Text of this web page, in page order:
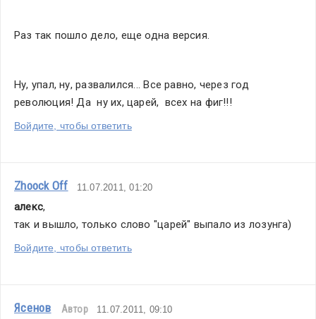
Раз так пошло дело, еще одна версия.
Ну, упал, ну, развалился... Все равно, через год
революция! Да  ну их, царей,  всех на фиг!!!
Войдите, чтобы ответить
Zhoock Off 11.07.2011, 01:20
алекс,
так и вышло, только слово "царей" выпало из лозунга)
Войдите, чтобы ответить
Ясенов Автор 11.07.2011, 09:10